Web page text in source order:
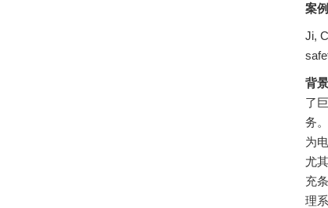
案
Ji,
背景
了
务
为
尤
充
理